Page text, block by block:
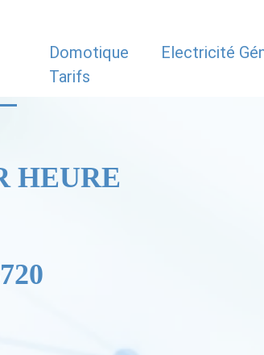
Domotique Electricité
Tarifs
HEURE